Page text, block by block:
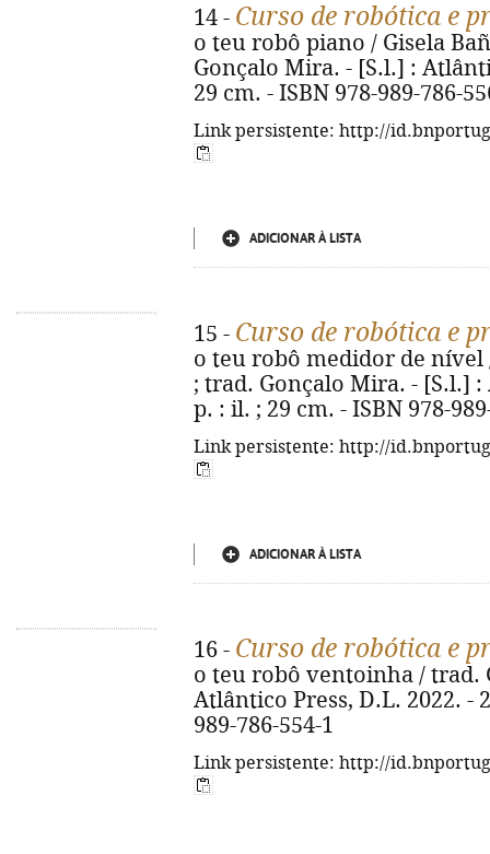
14 - Curso de robótica e
o teu robô piano / Gisela
Gonçalo Mira. - [S.l.] :
29 cm. - ISBN 978-989-786-
Link persistente: http://
ADICIONAR À LISTA
15 - Curso de robótica e
o teu robô medidor de nível
; trad. Gonçalo Mira. - [S.l.] :
p. : il. ; 29 cm. - ISBN 978-
Link persistente: http://
ADICIONAR À LISTA
16 - Curso de robótica e
o teu robô ventoinha / trad.
Atlântico Press, D.L. 2022. -
989-786-554-1
Link persistente: http://